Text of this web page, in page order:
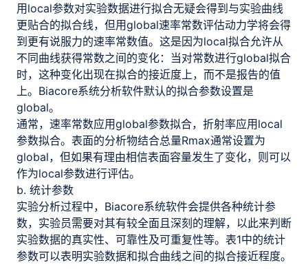
用local参数对实验数据进行拟合无疑会得到与实验曲线
更贴合的拟合线，但用global速率常数评估动力学将会得
到更有说服力的速率常数值。这是因为local拟合允许从
不同曲线获得常数之间的变化：当对常数进行global拟合
时，这种变化出现在拟合的接近度上，而不是报告的值
上。Biacore系统分析软件默认的拟合参数设置是
global。
通常，速率常数应用global参数拟合，折射率应用local
参数拟合。表面的分析物结合总量Rmax通常设置为
global，但如果有理由相信表面容量发生了变化，则可以
作为local参数进行评估。
b. 统计参数
实验分析过程中，Biacore系统软件会提供各种统计参
数，实验员需要对其有较全面且深刻的理解，以此来判断
实验数据的真实性、可靠性及可重复性等。表1中的统计
参数可以表明实验数据和拟合曲线之间的拟合接近程度。